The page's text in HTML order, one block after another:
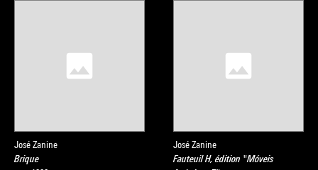
José Zanine
Brique
José Zanine
Fauteuil H, édition "Móveis